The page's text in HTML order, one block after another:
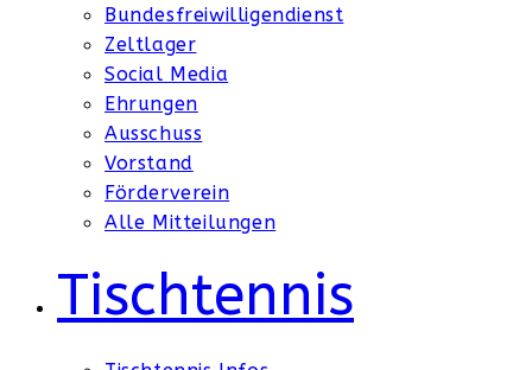
Bundesfreiwilligendienst
Zeltlager
Social Media
Ehrungen
Ausschuss
Vorstand
Förderverein
Alle Mitteilungen
Tischtennis